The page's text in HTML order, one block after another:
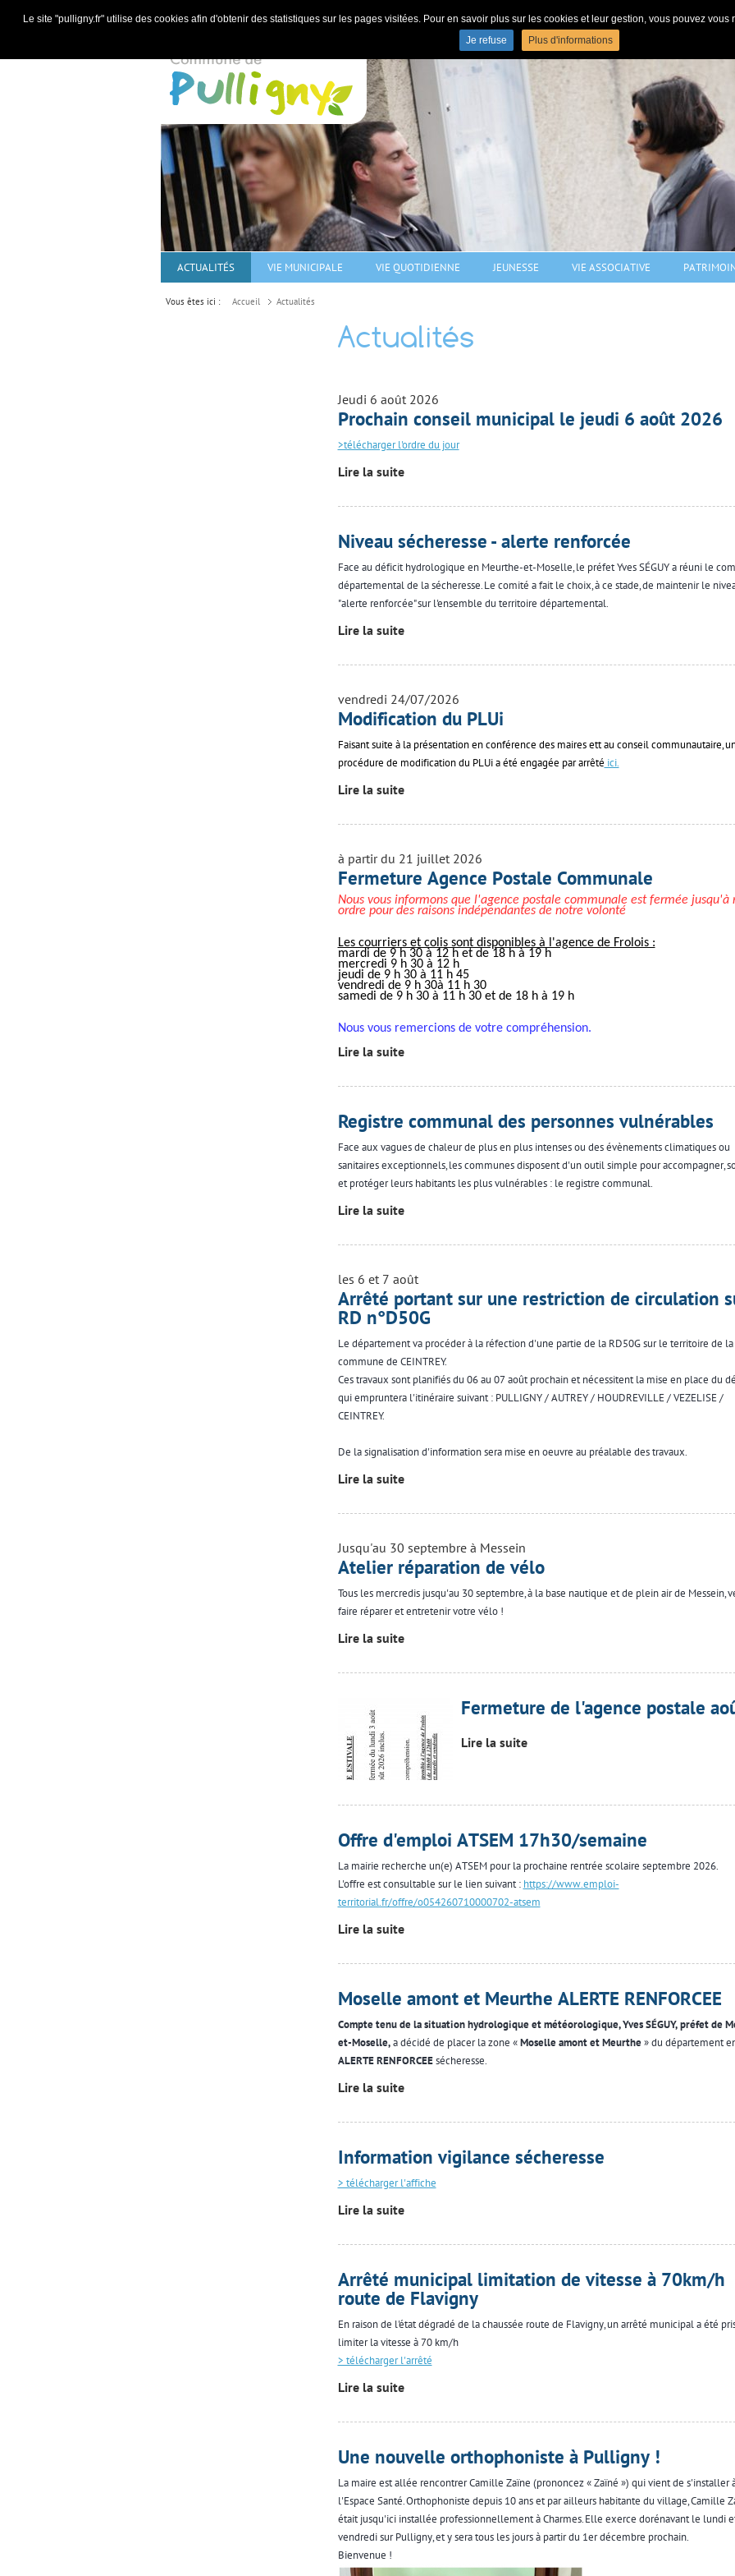
Le site "pulligny.fr" utilise des cookies afin d'obtenir des statistiques sur les pages visitées. Pour en savoir plus sur les cookies et leur gestion, vous pouvez
Je refuse
Plus d'informations
Commune de Pulligny - village de 1206 habitants dans le sud
ACTUALITÉS VIE MUNICIPALE VIE QUOTIDIENNE JEUNESSE VIE ASSOCIATIVE
Vous êtes ici : Accueil Actualités
Actualités
Jeudi 6 août 2026
Prochain conseil municipal le jeudi 6 août 2026
>télécharger l'ordre du jour
Lire la suite
Niveau sécheresse - alerte renforcée
Face au déficit hydrologique en Meurthe-et-Moselle, le préfet Yves SÉGUY a réuni le
départemental de la sécheresse. Le comité a fait le choix, à ce stade, de maintenir le
"alerte renforcée" sur l'ensemble du territoire départemental.
Lire la suite
vendredi 24/07/2026
Modification du PLUi
Faisant suite à la présentation en conférence des maires ett au conseil communautaire,
procédure de modification du PLUi a été engagée par arrêté ici.
Lire la suite
à partir du 21 juillet 2026
Fermeture Agence Postale Communale
Nous vous informons que l'agence postale communale est fermée jusqu'à
ordre pour des raisons indépendantes de notre volonté
Les courriers et colis sont disponibles à l'agence de Frolois :
mardi de 9 h 30 à 12 h et de 18 h à 19 h
mercredi 9 h 30 à 12 h
jeudi de 9 h 30 à 11 h 45
vendredi de 9 h 30à 11 h 30
samedi de 9 h 30 à 11 h 30 et de 18 h à 19 h
Nous vous remercions de votre compréhension.
Lire la suite
Registre communal des personnes vulnérables
Face aux vagues de chaleur de plus en plus intenses ou des évènements climatiques ou
sanitaires exceptionnels, les communes disposent d'un outil simple pour accompagner,
et protéger leurs habitants les plus vulnérables : le registre communal.
Lire la suite
les 6 et 7 août
Arrêté portant sur une restriction de circulation
RD n°D50G
Le département va procéder à la réfection d'une partie de la RD50G sur le territoire de la
commune de CEINTREY.
Ces travaux sont planifiés du 06 au 07 août prochain et nécessitent la mise en place du
qui empruntera l'itinéraire suivant : PULLIGNY / AUTREY / HOUDREVILLE / VEZELISE /
CEINTREY.
De la signalisation d'information sera mise en oeuvre au préalable des travaux.
Lire la suite
Jusqu'au 30 septembre à Messein
Atelier réparation de vélo
Tous les mercredis jusqu'au 30 septembre, à la base nautique et de plein air de Messein,
faire réparer et entretenir votre vélo !
Lire la suite
Fermeture de l'agence postale
Lire la suite
Offre d'emploi ATSEM 17h30/semaine
La mairie recherche un(e) ATSEM pour la prochaine rentrée scolaire septembre 2026.
L'offre est consultable sur le lien suivant : https://www.emploi-
territorial.fr/offre/o054260710000702-atsem
Lire la suite
Moselle amont et Meurthe ALERTE RENFORCEE
Compte tenu de la situation hydrologique et météorologique, Yves SÉGUY, préfet de
et-Moselle,a décidé de placer la zone «Moselle amont et Meurthe» du département
ALERTE RENFORCEEsécheresse.
Lire la suite
Information vigilance sécheresse
> télécharger l'affiche
Lire la suite
Arrêté municipal limitation de vitesse à 70km/h
route de Flavigny
En raison de l'état dégradé de la chaussée route de Flavigny, un arrêté municipal a été
limiter la vitesse à 70 km/h
> télécharger l'arrêté
Lire la suite
Une nouvelle orthophoniste à Pulligny !
La maire est allée rencontrer Camille Zaïne (prononcez « Zaïné ») qui vient de s'installer
l'Espace Santé. Orthophoniste depuis 10 ans et par ailleurs habitante du village, Camille
était jusqu'ici installée professionnellement à Charmes. Elle exerce dorénavant le lundi
vendredi sur Pulligny, et y sera tous les jours à partir du 1er décembre prochain.
Bienvenue !